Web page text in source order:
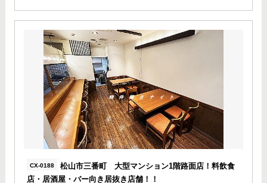
CX-0188
松山市三番町 大型マンション1階路面店！料飲食
店・居酒屋・バー向き居抜き店舗！！